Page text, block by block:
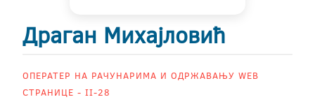
Драган Михајловић
ОПЕРАТЕР НА РАЧУНАРИМА И ОДРЖАВАЊУ WEB
СТРАНИЦЕ - II-28